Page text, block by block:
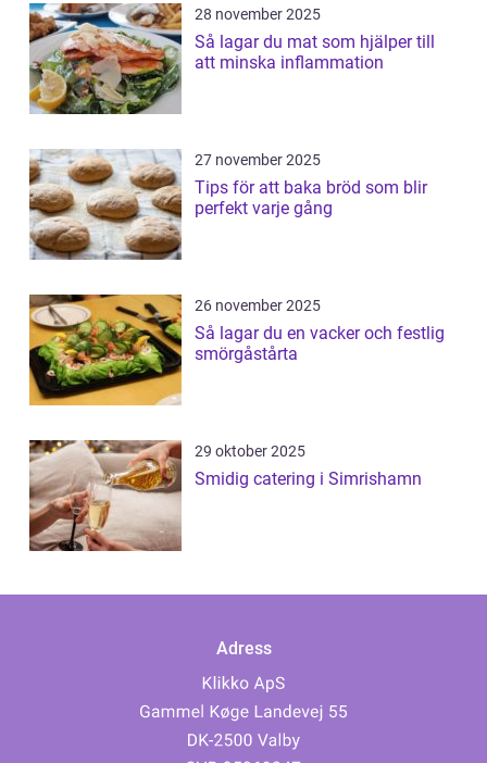
28 november 2025
Så lagar du mat som hjälper till
att minska inflammation
27 november 2025
Tips för att baka bröd som blir
perfekt varje gång
26 november 2025
Så lagar du en vacker och festlig
smörgåstårta
29 oktober 2025
Smidig catering i Simrishamn
Adress